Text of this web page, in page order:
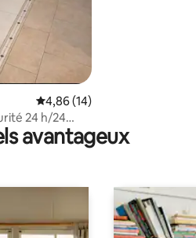
Évaluation moyenne sur la
4,86 (14)
24 h/24
avantageux